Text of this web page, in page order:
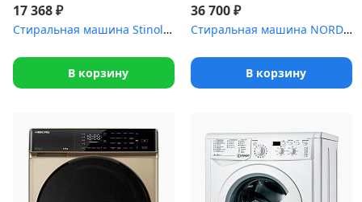
17 368₽
Стиральная машина Stinol WSTU 408 B
В корзину
36 700₽
Стиральная машина NORDFROST WM2 7100 W
В корзину